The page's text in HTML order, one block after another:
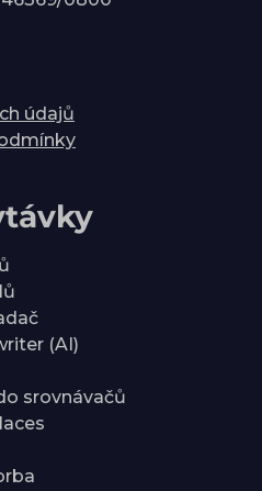
údajů
(AI)
srovnávačů